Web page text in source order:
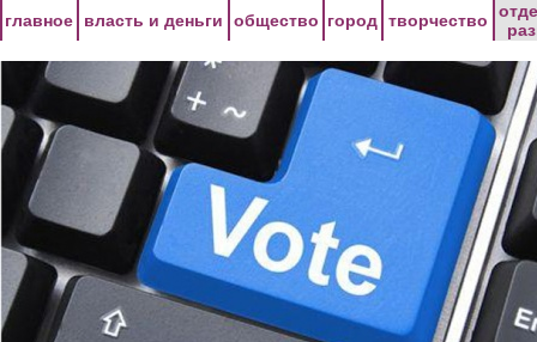
главное власть и деньги общество город творчество